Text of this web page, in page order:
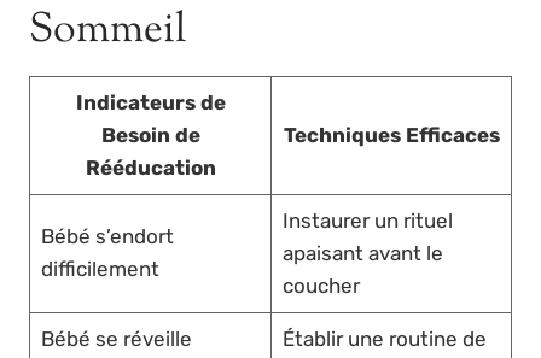
Sommeil
Indicateurs de
Besoin de
Rééducation
Techniques Efficaces
Bébé s’endort
difficilement
Instaurer un rituel
apaisant avant le
coucher
Bébé se réveille
Établir une routine de